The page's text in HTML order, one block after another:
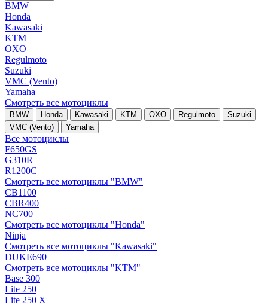
BMW
Honda
Kawasaki
KTM
OXO
Regulmoto
Suzuki
VMC (Vento)
Yamaha
Смотреть все мотоциклы
BMW Honda Kawasaki KTM OXO Regulmoto
Suzuki
VMC (Vento)
Yamaha
Все мотоциклы
F650GS
G310R
R1200C
Смотреть все мотоциклы "BMW"
CB1100
CBR400
NC700
Смотреть все мотоциклы "Honda"
Ninja
Смотреть все мотоциклы "Kawasaki"
DUKE690
Смотреть все мотоциклы "KTM"
Base 300
Lite 250
Lite 250 X